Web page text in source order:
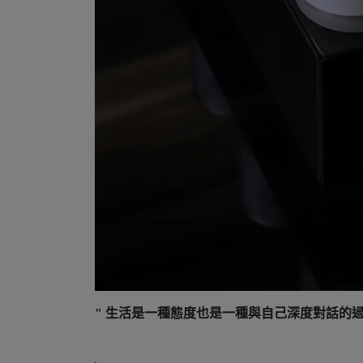
" 生活是一種態度也是一種與自己深度對話的